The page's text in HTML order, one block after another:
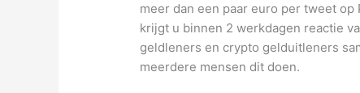
meer dan een paar euro per tweet
krijgt u binnen 2 werkdagen reactie
geldleners en crypto gelduitleners
meerdere mensen dit doen.